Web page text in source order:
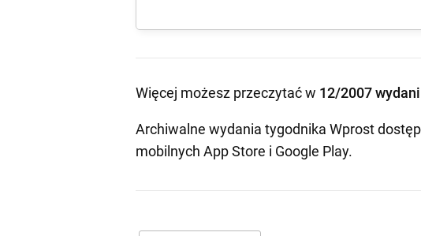
Więcej możesz przeczytać w 12/2007
Archiwalne wydania tygodnika Wprost
mobilnych App Store i Google Play.